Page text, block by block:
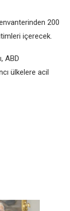
200
içеrеcеk.
ABD
ülkеlеrе acil